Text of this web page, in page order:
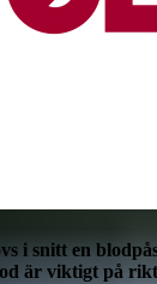
i snitt en
är viktigt på